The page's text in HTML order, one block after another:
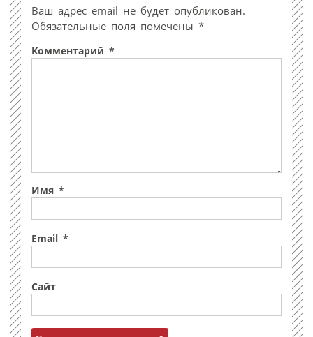
Ваш адрес email не будет опубликован.
Обязательные поля помечены *
Комментарий *
Имя *
Email *
Сайт